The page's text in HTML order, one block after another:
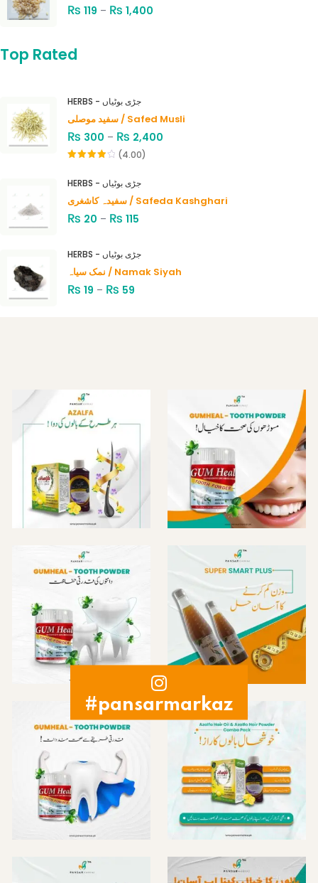
₨ 119 – ₨ 1,400
Top Rated
HERBS - جڑی بوٹیاں
سفید موصلی / Safed Musli
₨ 300 – ₨ 2,400
of 5
(4.00)
HERBS - جڑی بوٹیاں
سفیدہ کاشغری / Safeda Kashghari
₨ 20 – ₨ 115
HERBS - جڑی بوٹیاں
نمک سیاہ / Namak Siyah
₨ 19 – ₨ 59
#pansarmarkaz